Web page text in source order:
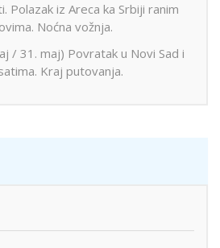
Polazak iz Areca ka Srbiji ranim
Noćna vožnja.
/ 31. maj) Povratak u Novi Sad i
Kraj putovanja.